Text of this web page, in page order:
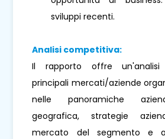
sviluppi recenti.
Analisi competitiva:
Il rapporto offre
principali mercati/aziende
nelle panoramiche
geografica, strategie
mercato del segmento e